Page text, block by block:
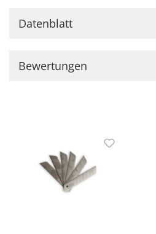
Datenblatt
Bewertungen